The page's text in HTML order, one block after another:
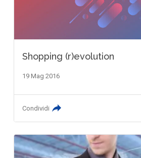
Shopping (r)evolution
19 Mag 2016
Condividi